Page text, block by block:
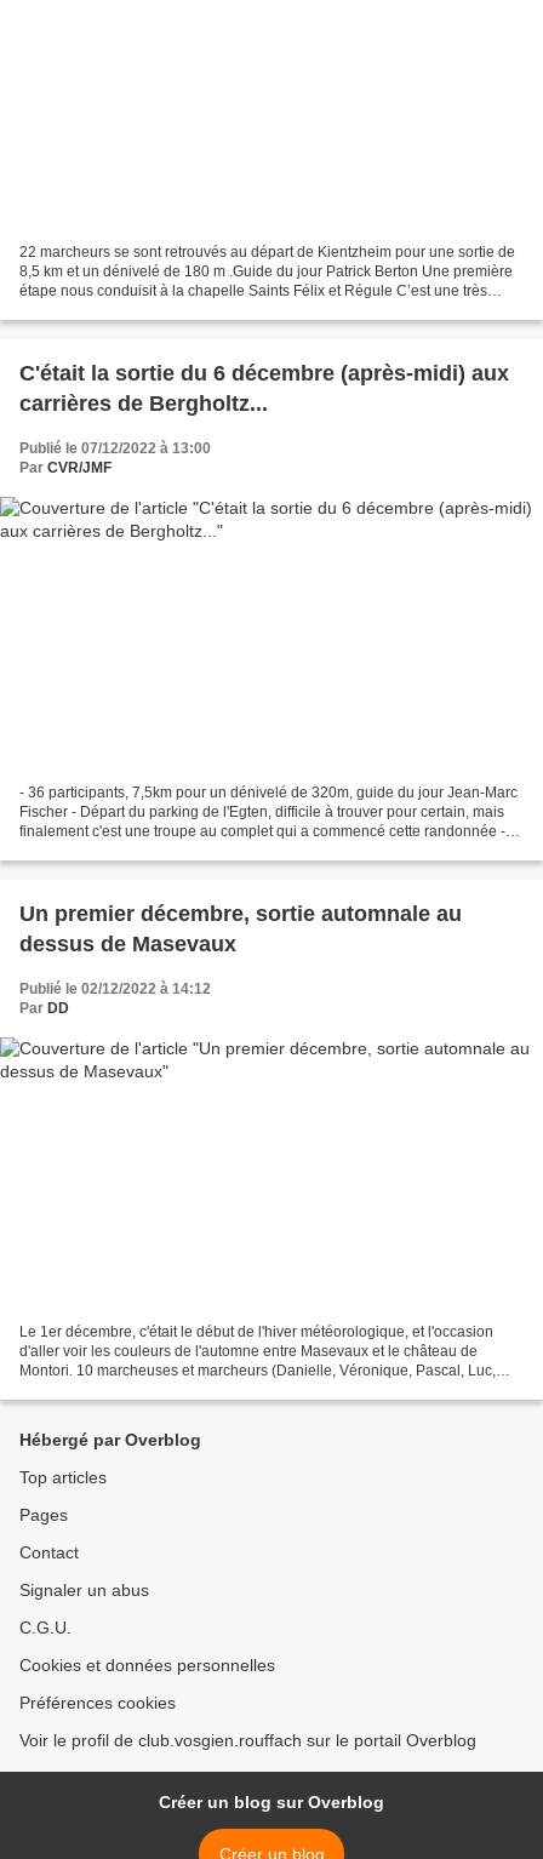
22 marcheurs se sont retrouvés au départ de Kientzheim pour une sortie de
8,5 km et un dénivelé de 180 m .Guide du jour Patrick Berton Une première
étape nous conduisit à la chapelle Saints Félix et Régule C’est une très
C'était la sortie du 6 décembre (après-midi) aux
carrières de Bergholtz...
Publié le 07/12/2022 à 13:00
Par CVR/JMF
- 36 participants, 7,5km pour un dénivelé de 320m, guide du jour Jean-Marc
Fischer - Départ du parking de l'Egten, difficile à trouver pour certain, mais
finalement c'est une troupe au complet qui a commencé cette randonnée -
Un premier décembre, sortie automnale au
dessus de Masevaux
Publié le 02/12/2022 à 14:12
Par DD
Le 1er décembre, c'était le début de l'hiver météorologique, et l'occasion
d'aller voir les couleurs de l'automne entre Masevaux et le château de
Montori. 10 marcheuses et marcheurs (Danielle, Véronique, Pascal, Luc,
Hébergé par Overblog
Top articles
Pages
Contact
Signaler un abus
C.G.U.
Cookies et données personnelles
Préférences cookies
Voir le profil de club.vosgien.rouffach sur le portail Overblog
Créer un blog sur Overblog
Créer un blog